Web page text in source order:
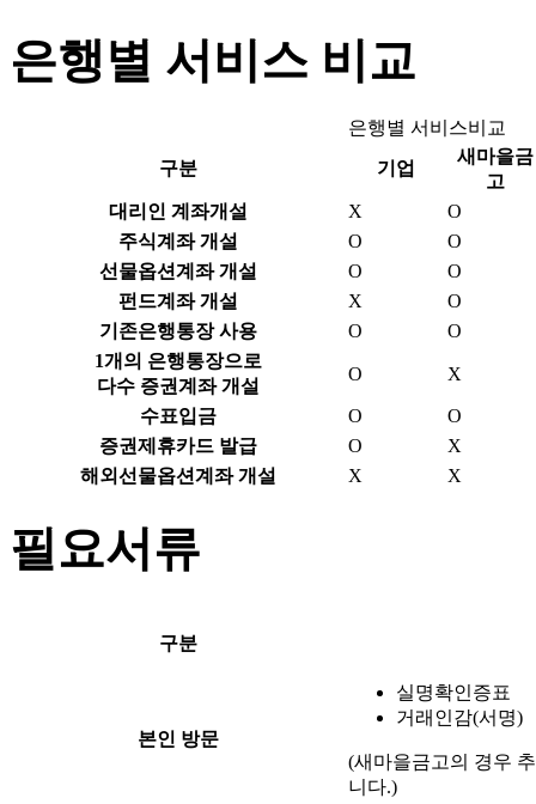
은행별 서비스 비교
은행별 서비스비교
구분
기업
새마을금
고
대리인 계좌개설
X
O
주식계좌 개설
O
O
선물옵션계좌 개설
O
O
펀드계좌 개설
X
O
기존은행통장 사용
O
O
1개의 은행통장으로
다수 증권계좌 개설
O X
수표입금 O
O
증권제휴카드 발급
O
X
해외선물옵션계좌 개설
X X
필요서류
구분
본인 방문
실명확인증표
거래인감(서명)
(새마을금고의 경우
니다.)